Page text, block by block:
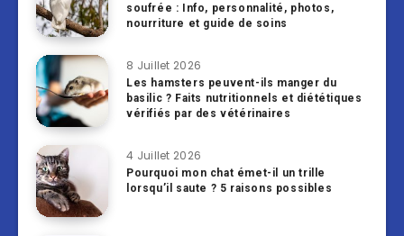
soufrée : Info, personnalité, photos,
nourriture et guide de soins
8 Juillet 2026
Les hamsters peuvent-ils manger du
basilic ? Faits nutritionnels et diététiques
vérifiés par des vétérinaires
4 Juillet 2026
Pourquoi mon chat émet-il un trille
lorsqu’il saute ? 5 raisons possibles